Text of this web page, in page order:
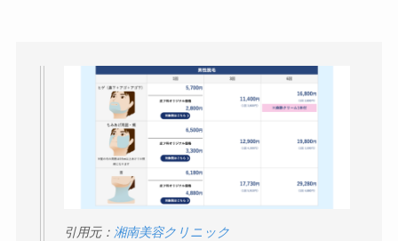
引用元： 湘南美容クリニック